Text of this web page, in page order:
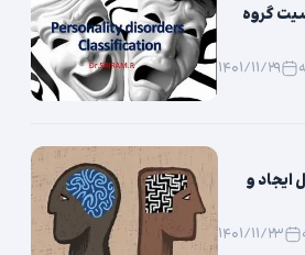
گروه
۱۴۰۱/۱۱/۲۹
۳ عامل ایجاد و
۱۴۰۱/۱۱/۲۳